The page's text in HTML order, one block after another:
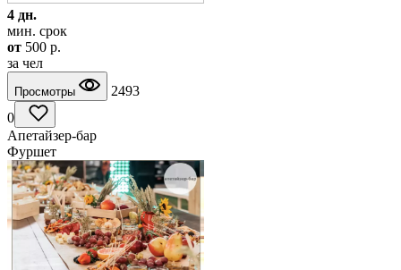
4 дн.
мин. срок
от 500 p.
за чел
Просмотры
2493
0
Апетайзер-бар
Фуршет